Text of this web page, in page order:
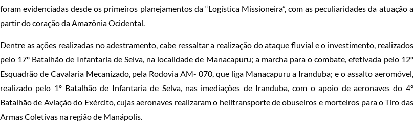
foram evidenciadas desde os primeiros planejamentos da “Logística Missioneira”, com as peculiaridades da atuação a
partir do coração da Amazônia Ocidental.
Dentre as ações realizadas no adestramento, cabe ressaltar a realização do ataque fluvial e o investimento, realizados
pelo 17º Batalhão de Infantaria de Selva, na localidade de Manacapuru; a marcha para o combate, efetivada pelo 12º
Esquadrão de Cavalaria Mecanizado, pela Rodovia AM- 070, que liga Manacapuru a Iranduba; e o assalto aeromóvel,
realizado pelo 1º Batalhão de Infantaria de Selva, nas imediações de Iranduba, com o apoio de aeronaves do 4º
Batalhão de Aviação do Exército, cujas aeronaves realizaram o helitransporte de obuseiros e morteiros para o Tiro das
Armas Coletivas na região de Manápolis.